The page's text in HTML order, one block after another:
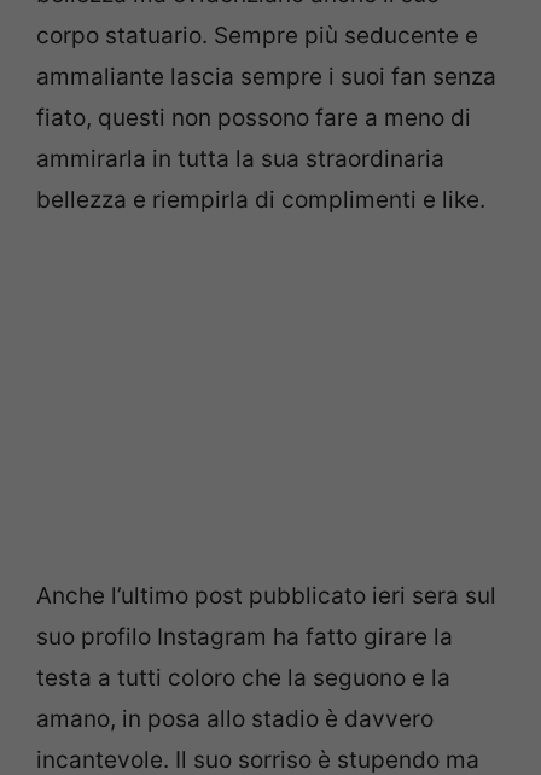
corpo statuario. Sempre più seducente e
ammaliante lascia sempre i suoi fan senza
fiato, questi non possono fare a meno di
ammirarla in tutta la sua straordinaria
bellezza e riempirla di complimenti e like.
Anche l’ultimo post pubblicato ieri sera sul
suo profilo Instagram ha fatto girare la
testa a tutti coloro che la seguono e la
amano, in posa allo stadio è davvero
incantevole. Il suo sorriso è stupendo ma